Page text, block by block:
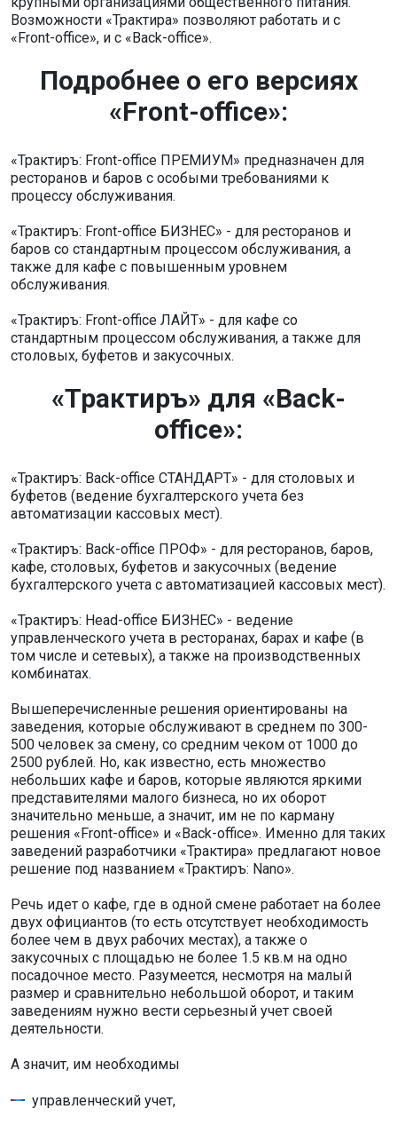
Возможности «Трактира» позволяют работать и с
«Front-office», и с «Back-office».
Подробнее о его версиях
«Front-office»:
«Трактиръ: Front-office ПРЕМИУМ» предназначен для
ресторанов и баров с особыми требованиями к
процессу обслуживания.
«Трактиръ: Front-office БИЗНЕС» - для ресторанов и
баров со стандартным процессом обслуживания, а
также для кафе с повышенным уровнем
обслуживания.
«Трактиръ: Front-office ЛАЙТ» - для кафе со
стандартным процессом обслуживания, а также для
столовых, буфетов и закусочных.
«Трактиръ» для «Back-
office»:
«Трактиръ: Back-office СТАНДАРТ» - для столовых и
буфетов (ведение бухгалтерского учета без
автоматизации кассовых мест).
«Трактиръ: Back-office ПРОФ» - для ресторанов, баров,
кафе, столовых, буфетов и закусочных (ведение
бухгалтерского учета с автоматизацией кассовых мест).
«Трактиръ: Head-office БИЗНЕС» - ведение
управленческого учета в ресторанах, барах и кафе (в
том числе и сетевых), а также на производственных
комбинатах.
Вышеперечисленные решения ориентированы на
заведения, которые обслуживают в среднем по 300-
500 человек за смену, со средним чеком от 1000 до
2500 рублей. Но, как известно, есть множество
небольших кафе и баров, которые являются яркими
представителями малого бизнеса, но их оборот
значительно меньше, а значит, им не по карману
решения «Front-office» и «Back-office». Именно для таких
заведений разработчики «Трактира» предлагают новое
решение под названием «Трактиръ: Nano».
Речь идет о кафе, где в одной смене работает на более
двух официантов (то есть отсутствует необходимость
более чем в двух рабочих местах), а также о
закусочных с площадью не более 1.5 кв.м на одно
посадочное место. Разумеется, несмотря на малый
размер и сравнительно небольшой оборот, и таким
заведениям нужно вести серьезный учет своей
деятельности.
А значит, им необходимы
управленческий учет,